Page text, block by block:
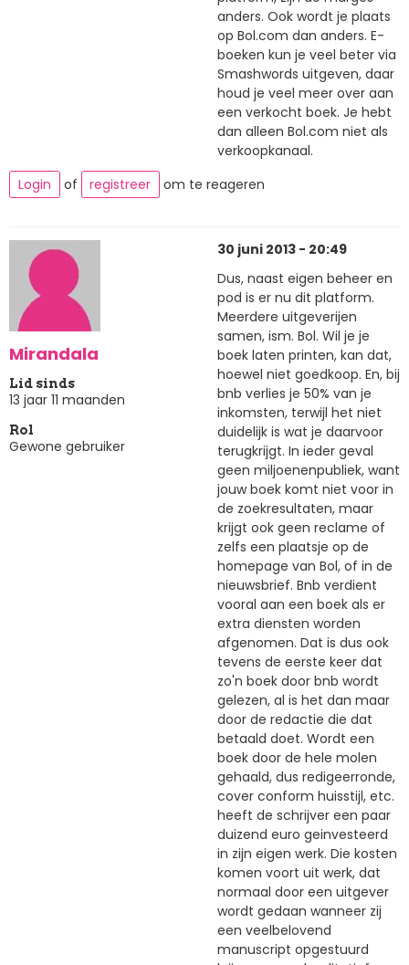
anders. Ook wordt je plaats
op Bol.com dan anders. E-
boeken kun je veel beter via
Smashwords uitgeven, daar
houd je veel meer over aan
een verkocht boek. Je hebt
dan alleen Bol.com niet als
verkoopkanaal.
Login
of registreer om te reageren
Mirandala
Lid sinds
13 jaar 11 maanden
Rol
Gewone gebruiker
30 juni 2013 - 20:49
Dus, naast eigen beheer en
pod is er nu dit platform.
Meerdere uitgeverijen
samen, ism. Bol. Wil je je
boek laten printen, kan dat,
hoewel niet goedkoop. En, bij
bnb verlies je 50% van je
inkomsten, terwijl het niet
duidelijk is wat je daarvoor
terugkrijgt. In ieder geval
geen miljoenenpubliek, want
jouw boek komt niet voor in
de zoekresultaten, maar
krijgt ook geen reclame of
zelfs een plaatsje op de
homepage van Bol, of in de
nieuwsbrief. Bnb verdient
vooral aan een boek als er
extra diensten worden
afgenomen. Dat is dus ook
tevens de eerste keer dat
zo'n boek door bnb wordt
gelezen, al is het dan maar
door de redactie die dat
betaald doet. Wordt een
boek door de hele molen
gehaald, dus redigeerronde,
cover conform huisstijl, etc.
heeft de schrijver een paar
duizend euro geinvesteerd
in zijn eigen werk. Die kosten
komen voort uit werk, dat
normaal door een uitgever
wordt gedaan wanneer zij
een veelbelovend
manuscript opgestuurd